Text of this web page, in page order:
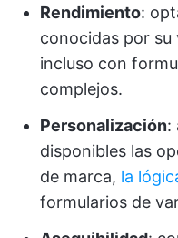
Rendimiento:
conocidas por su
incluso con
complejos.
Personalización:
disponibles las
de marca, la
formularios de